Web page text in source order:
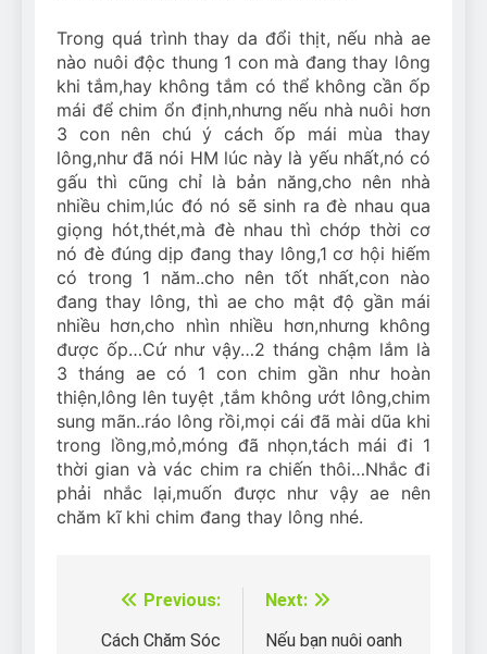
Trong quá trình thay da đổi thịt, nếu nhà ae
nào nuôi độc thung 1 con mà đang thay lông
khi tắm,hay không tắm có thể không cần ốp
mái để chim ổn định,nhưng nếu nhà nuôi hơn
3 con nên chú ý cách ốp mái mùa thay
lông,như đã nói HM lúc này là yếu nhất,nó có
gấu thì cũng chỉ là bản năng,cho nên nhà
nhiều chim,lúc đó nó sẽ sinh ra đè nhau qua
giọng hót,thét,mà đè nhau thì chớp thời cơ
nó đè đúng dịp đang thay lông,1 cơ hội hiếm
có trong 1 năm..cho nên tốt nhất,con nào
đang thay lông, thì ae cho mật độ gần mái
nhiều hơn,cho nhìn nhiều hơn,nhưng không
được ốp…Cứ như vậy…2 tháng chậm lắm là
3 tháng ae có 1 con chim gần như hoàn
thiện,lông lên tuyệt ,tắm không ướt lông,chim
sung mãn..ráo lông rồi,mọi cái đã mài dũa khi
trong lồng,mỏ,móng đã nhọn,tách mái đi 1
thời gian và vác chim ra chiến thôi…Nhắc đi
phải nhắc lại,muốn được như vậy ae nên
chăm kĩ khi chim đang thay lông nhé.
Điều
hướng
Previous:
Cách Chăm Sóc
Next:
Nếu bạn nuôi oanh